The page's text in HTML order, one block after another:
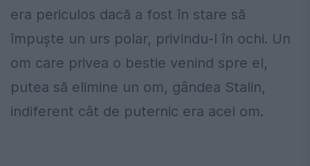
era periculos dacă a fost în stare să
împuște un urs polar, privindu-l în ochi. Un
om care privea o bestie venind spre el,
putea să elimine un om, gândea Stalin,
indiferent cât de puternic era acel om.